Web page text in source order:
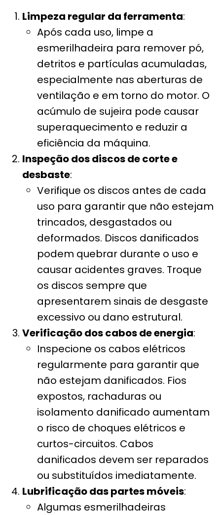
Limpeza regular da ferramenta:
Após cada uso, limpe a
esmerilhadeira para remover pó,
detritos e partículas acumuladas,
especialmente nas aberturas de
ventilação e em torno do motor. O
acúmulo de sujeira pode causar
superaquecimento e reduzir a
eficiência da máquina.
Inspeção dos discos de corte e
desbaste:
Verifique os discos antes de cada
uso para garantir que não estejam
trincados, desgastados ou
deformados. Discos danificados
podem quebrar durante o uso e
causar acidentes graves. Troque
os discos sempre que
apresentarem sinais de desgaste
excessivo ou dano estrutural.
Verificação dos cabos de energia:
Inspecione os cabos elétricos
regularmente para garantir que
não estejam danificados. Fios
expostos, rachaduras ou
isolamento danificado aumentam
o risco de choques elétricos e
curtos-circuitos. Cabos
danificados devem ser reparados
ou substituídos imediatamente.
Lubrificação das partes móveis:
Algumas esmerilhadeiras